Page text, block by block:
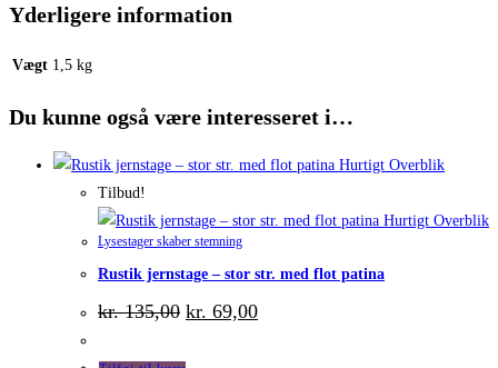
Yderligere information
Vægt 1,5 kg
Du kunne også være interesseret i…
Hurtigt Overblik
Tilbud!
Hurtigt Overblik
Lysestager skaber stemning
Rustik jernstage – stor str. med flot patina
kr.135,00 Den
oprindelige
kr. 69,00Den
aktuelle